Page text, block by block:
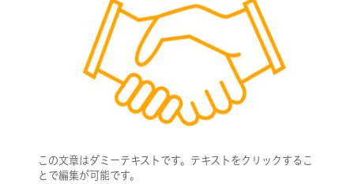
この文章はダミーテキストです。テキストをクリックするこ
とで編集が可能です。